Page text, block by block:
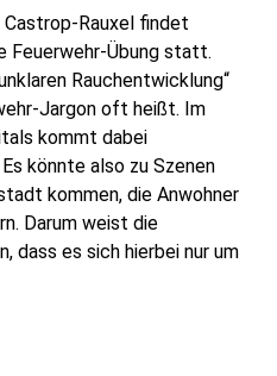
Rauxel findet
Feuerwehr-Übung statt.
Rauchentwicklung“
Jargon oft heißt. Im
kommt dabei
könnte also zu Szenen
kommen, die Anwohner
Darum weist die
dass es sich hierbei nur um